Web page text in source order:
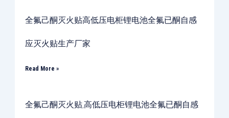
全氟己酮灭火贴高低压电柜锂电池全氟已酮自感
应灭火贴生产厂家
Read More »
全氟己酮灭火贴,高低压电柜锂电池全氟已酮自感